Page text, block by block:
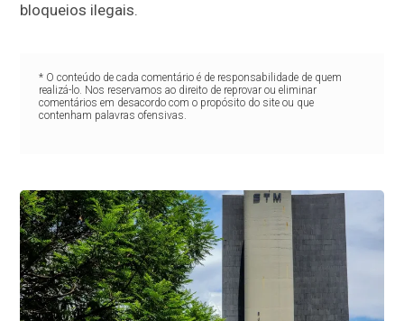
bloqueios ilegais.
* O conteúdo de cada comentário é de responsabilidade de quem
realizá-lo. Nos reservamos ao direito de reprovar ou eliminar
comentários em desacordo com o propósito do site ou que
contenham palavras ofensivas.